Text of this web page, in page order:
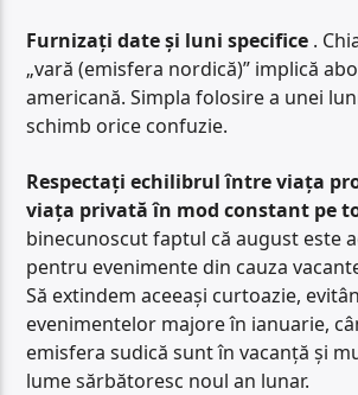
Furnizați date și luni specifice .
„vară (emisfera nordică)” implică
americană. Simpla folosire a unei
schimb orice confuzie.
Respectați echilibrul între viața
viața privată în mod constant pe
binecunoscut faptul că august este
pentru evenimente din cauza
Să extindem aceeași curtoazie,
evenimentelor majore în ianuarie,
emisfera sudică sunt în vacanță și
lume sărbătoresc noul an lunar.